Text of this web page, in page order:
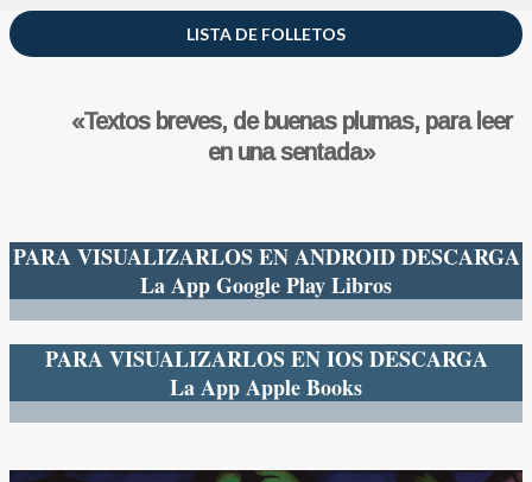
LISTA DE FOLLETOS
«Textos breves, de buenas plumas, para leer
en una sentada»
PARA VISUALIZARLOS EN ANDROID DESCARGA
La App Google Play Libros
PARA VISUALIZARLOS EN IOS DESCARGA
La App Apple Books